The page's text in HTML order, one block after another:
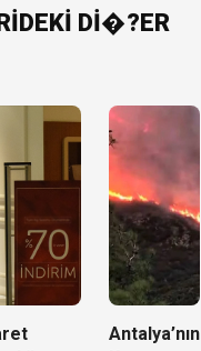
Dİ�?ER
Antalya’nın